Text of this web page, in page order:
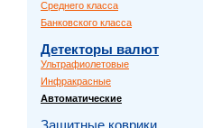
Среднего класса
Банковского класса
Детекторы валют
Ультрафиолетовые
Инфракрасные
Автоматические
Защитные коврики